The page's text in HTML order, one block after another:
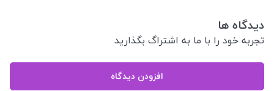
دیدگاه ها
تجربه خود را با ما به اشتراگ بگذارید
افزودن دیدگاه